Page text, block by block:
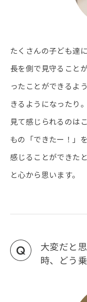
たくさんの子ども達
長を側で見守ること
ったことができるよ
きるようになったり
見て感じられるのは
もの「できたー！」
感じることができた
と心から思います。
大変だと
時、どう